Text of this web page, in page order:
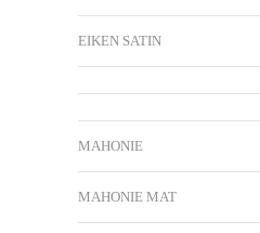
EIKEN SATIN
MAHONIE
MAHONIE MAT